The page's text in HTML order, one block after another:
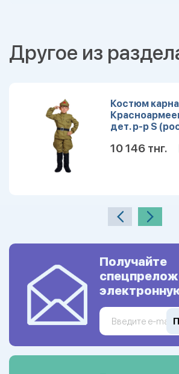
Другое из
Костюм
дет. р-р S
10 146 тнг.
Получайте